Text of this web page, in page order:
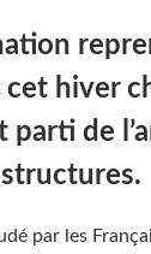
hiver
parti de
par les